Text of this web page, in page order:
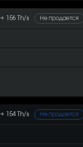
156 Th/s Не продается
154 Th/s Не продается